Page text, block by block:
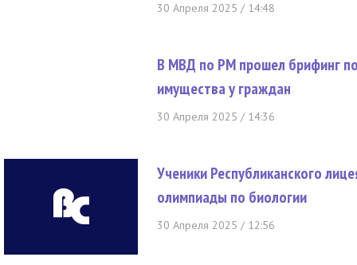
30 Апреля 2025 / 14:48
В МВД по РМ прошел брифинг
имущества у граждан
30 Апреля 2025 / 14:36
Ученики Республиканского
олимпиады по биологии
30 Апреля 2025 / 12:56